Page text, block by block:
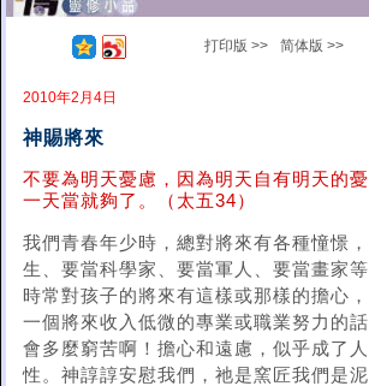
打印版 >> 简体版 >>
2010年2月4日
神賜將來
不要為明天憂慮，因為明天自有明天的
一天當就夠了。（太五34）
我們青春年少時，總對將來有各種憧憬
生、要當科學家、要當軍人、要當畫家等
時常對孩子的將來有這樣或那樣的擔心
一個將來收入低微的專業或職業努力的
會多麼窮苦啊！擔心和遠慮，似乎成了
性。神諄諄安慰我們，祂是窯匠我們是